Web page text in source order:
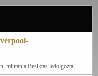
miután a Besiktas ledolgozta...